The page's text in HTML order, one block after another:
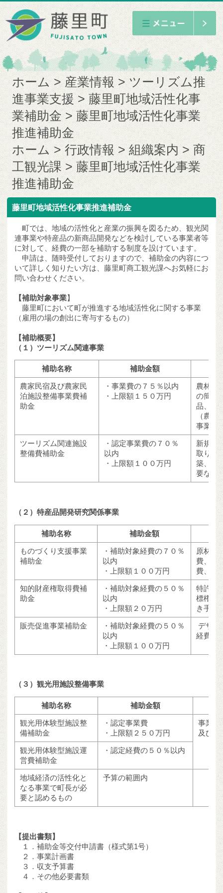
ホーム 産業情報
ツーリズム推
進事業支援
藤里町地域活性化事
業補助金
藤里町地域活性化事業
推進補助金
ホーム
行政情報 組織案内
商
工観光課
藤里町地域活性化事業
推進補助金
藤里町地域活性化事業推進補助金
町では、地域の活性化と産業の振興を図るため、観光関
連事業や特産品の新商品開発などを検討している事業者等
に対して、経費の一部を補助する制度を設けています。
申請は、随時受付しておりますので、補助金の内容につ
いて詳しく知りたい方は、藤里町商工観光課へお気軽にお
問い合わせください。
【補助対象事業】
藤里町において町が推進する地域活性化に関する事業
（雇用の場の創出に寄与するもの）
【補助概要】
（１）ツーリズム関連事業
補助名称 補助金額
農家民宿及び農家民
泊施設整備事業費補
助金
・事業費の７５％以内
・上限額１５０万円
農林家
の簡易
品、宿
（農
事業を
ツーリズム関連施設
整備費補助金
・認定事業費の７０％
以内
・上限額１００万円
新規、
取り入
築、建
要な備
（２）特産品開発研究関係事業
補助名称 補助金額
ものづくり支援事業
補助金
・補助対象経費の７０％
以内
・上限額１００万円
原材料
費、借
費、謝
知的財産権取得費補
助金
・補助対象経費の５０％
以内
・上限額２０万円
特許権
標権取
き手数
販売促進事業補助金
・補助対象経費の５０％
以内
・上限額１００万円
デザイ
経費、
（３）観光用施設整備事業
補助名称 補助金額
観光用体験型施設整
備補助金
・認定事業費
・上限額２５０万円
事業主
及び設
観光用体験型施設運
営費補助金
・認定経費の５０％以内
地域経済の活性化と
なる事業で町長が必
要と認めるもの
予算の範囲内
【提出書類】
１．補助金等交付申請書（様式第1号）
２．事業計画書
３．収支予算書
４．その他必要書類